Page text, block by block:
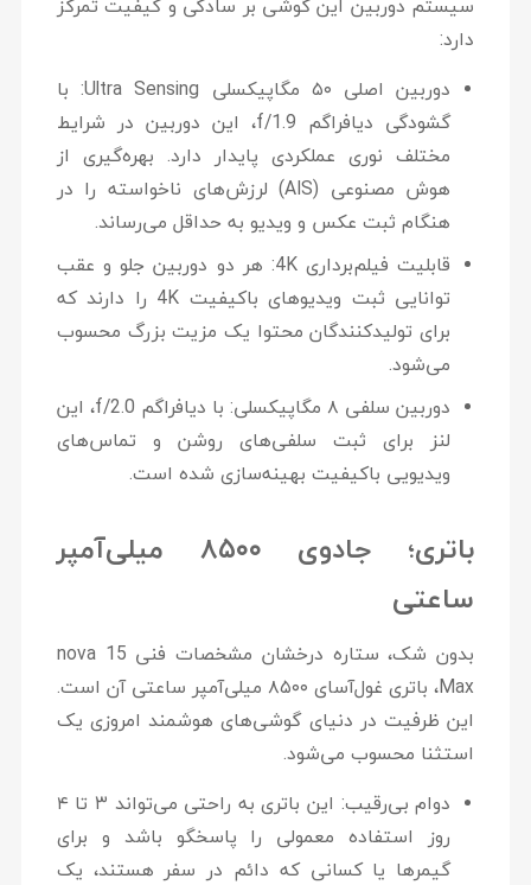
سیستم دوربین این گوشی بر سادگی و کیفیت تمرکز
دارد:
دوربین اصلی ۵۰ مگاپیکسلی Ultra Sensing:
با
گشودگی دیافراگم f/1.9، این دوربین در شرایط
مختلف نوری عملکردی پایدار دارد. بهره‌گیری از
هوش مصنوعی (AIS) لرزش‌های ناخواسته را در
هنگام ثبت عکس و ویدیو به حداقل می‌رساند.
قابلیت فیلم‌برداری 4K:
هر دو دوربین جلو و عقب
توانایی ثبت ویدیوهای باکیفیت 4K را دارند که
برای تولیدکنندگان محتوا یک مزیت بزرگ محسوب
می‌شود.
دوربین سلفی ۸ مگاپیکسلی:
با دیافراگم f/2.0، این
لنز برای ثبت سلفی‌های روشن و تماس‌های
ویدیویی باکیفیت بهینه‌سازی شده است.
باتری؛ جادوی ۸۵۰۰ میلی‌آمپر
ساعتی
بدون شک، ستاره درخشان مشخصات فنی nova 15
Max، باتری غول‌آسای ۸۵۰۰ میلی‌آمپر ساعتی
آن است.
این ظرفیت در دنیای گوشی‌های هوشمند امروزی یک
استثنا محسوب می‌شود.
دوام بی‌رقیب:
این باتری به راحتی می‌تواند ۳ تا ۴
روز استفاده معمولی را پاسخگو باشد و برای
گیمرها یا کسانی که دائم در سفر هستند، یک